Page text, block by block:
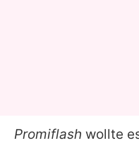
Promiflash wollte